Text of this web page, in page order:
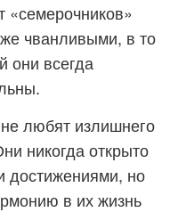
чванливыми, в то
они всегда
любят излишнего
никогда открыто
достижениями, но
в их жизнь